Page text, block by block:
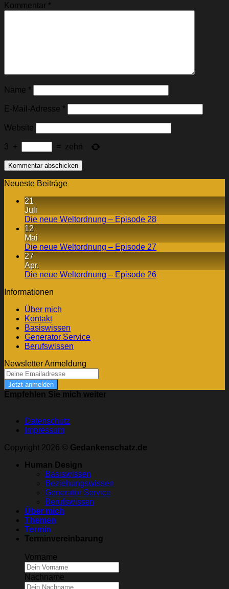
Kommentar *
Name *
E-Mail-Adresse *
Website
3 + = zehn
Neueste Beiträge
21
Juli
Die neue Weltordnung – Episode 28
12
Mai
Die neue Weltordnung – Episode 27
27
Apr.
Die neue Weltordnung – Episode 26
Informationen
Über mich
Kontakt
Basiswissen
Generator Service
Berufswissen
Newsletter Anmeldung
Jetzt anmelden
Empfehlen Sie mich weiter
Datenschutz
Impressum
Copyright 2026 © Gedankenschatz.de
Human Design
Basiswissen
Beziehungswissen
Generator Service
Berufswissen
Über mich
Themen
Termin
Terminvereinbarung
Vorname
Nachname